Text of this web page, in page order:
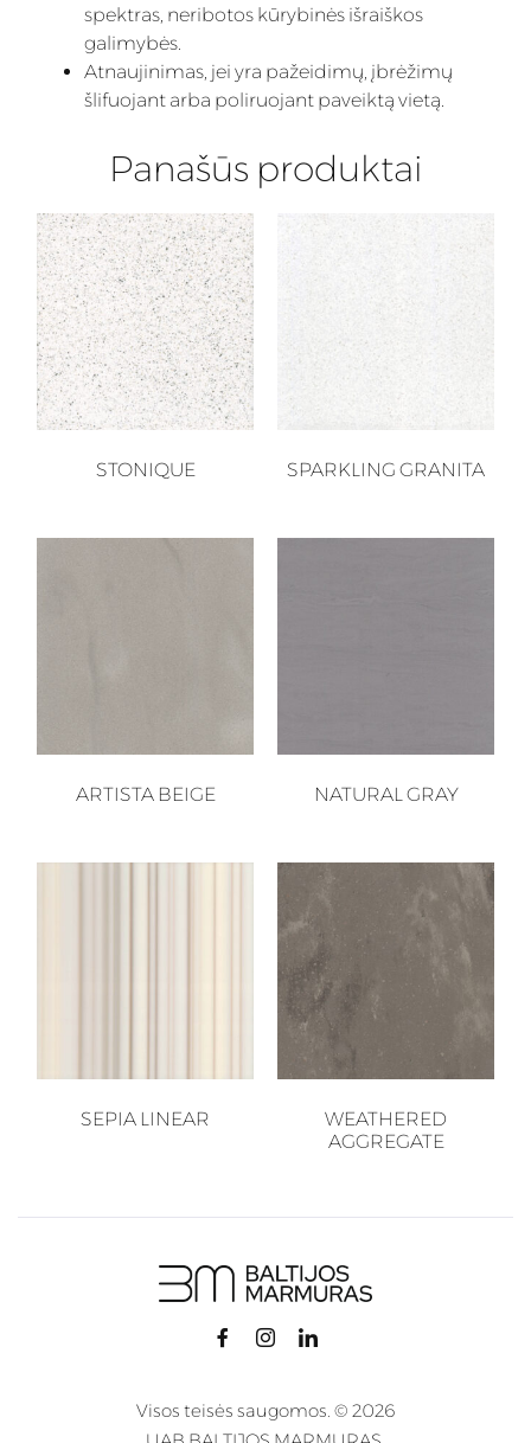
spektras, neribotos kūrybinės išraiškos
galimybės.
Atnaujinimas, jei yra pažeidimų, įbrėžimų
šlifuojant arba poliruojant paveiktą vietą.
Panašūs produktai
STONIQUE SPARKLING GRANITA
ARTISTA BEIGE NATURAL GRAY
SEPIA LINEAR
WEATHERED
AGGREGATE
Visos teisės saugomos. © 2026